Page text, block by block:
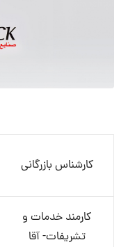
کارشناس بازرگانی
کارمند خدمات و
تشریفات- آقا